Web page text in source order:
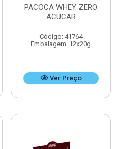
PACOCA WHEY ZERO
ACUCAR
Código: 41764
Embalagem: 12x20g
Ver Preço